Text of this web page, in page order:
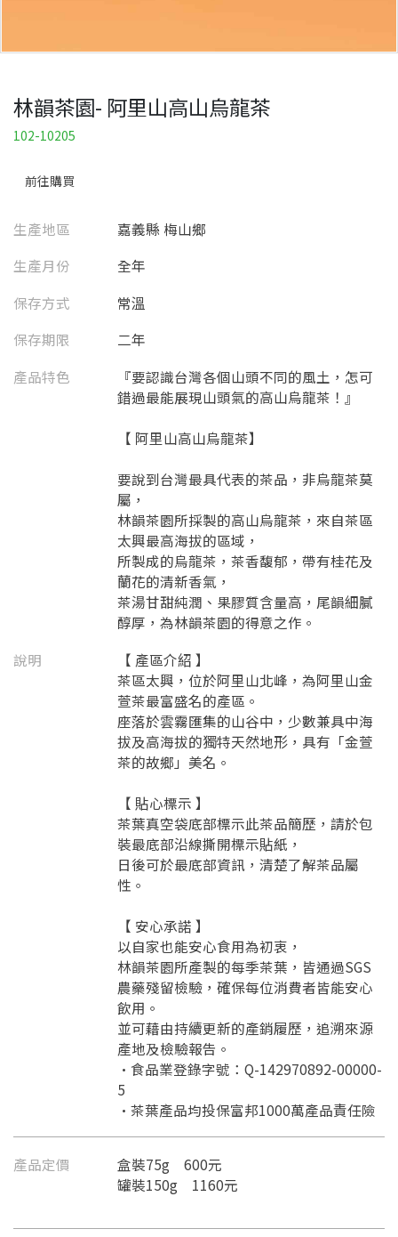
林韻茶園- 阿里山高山烏龍茶
102-10205
前往購買
生產地區
嘉義縣 梅山鄉
生產月份
全年
保存方式
常溫
保存期限
二年
產品特色
『要認識台灣各個山頭不同的風土，怎可
錯過最能展現山頭氣的高山烏龍茶！』
【 阿里山高山烏龍茶】
要說到台灣最具代表的茶品，非烏龍茶莫
屬，
林韻茶園所採製的高山烏龍茶，來自茶區
太興最高海拔的區域，
所製成的烏龍茶，茶香馥郁，帶有桂花及
蘭花的清新香氣，
茶湯甘甜純潤、果膠質含量高，尾韻細膩
醇厚，為林韻茶園的得意之作。
說明
【 產區介紹 】
茶區太興，位於阿里山北峰，為阿里山金
萱茶最富盛名的產區。
座落於雲霧匯集的山谷中，少數兼具中海
拔及高海拔的獨特天然地形，具有「金萱
茶的故鄉」美名。
【 貼心標示 】
茶葉真空袋底部標示此茶品簡歷，請於包
裝最底部沿線撕開標示貼紙，
日後可於最底部資訊，清楚了解茶品屬
性。
【 安心承諾 】
以自家也能安心食用為初衷，
林韻茶園所產製的每季茶葉，皆通過SGS
農藥殘留檢驗，確保每位消費者皆能安心
飲用。
並可藉由持續更新的產銷履歷，追溯來源
產地及檢驗報告。
•食品業登錄字號：Q-142970892-00000-
5
•茶葉產品均投保富邦1000萬產品責任險
產品定價
盒裝75g 600元
罐裝150g 1160元